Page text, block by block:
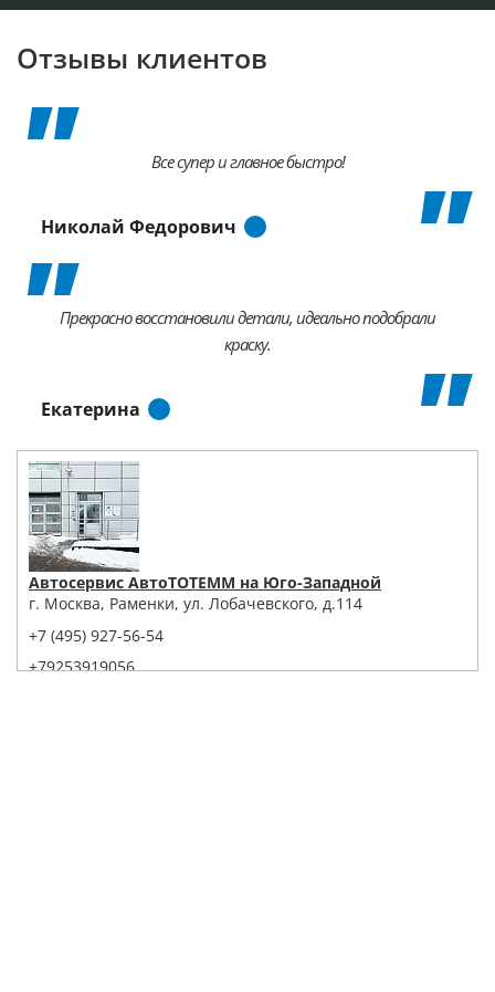
Отзывы клиентов
Все супер и главное быстро!
Николай Федорович
Прекрасно восстановили детали, идеально подобрали
краску.
Екатерина
Автосервис АвтоТОТЕММ на Юго-Западной
г. Москва, Раменки, ул. Лобачевского, д.114
+7 (495) 927-56-54
+79253919056